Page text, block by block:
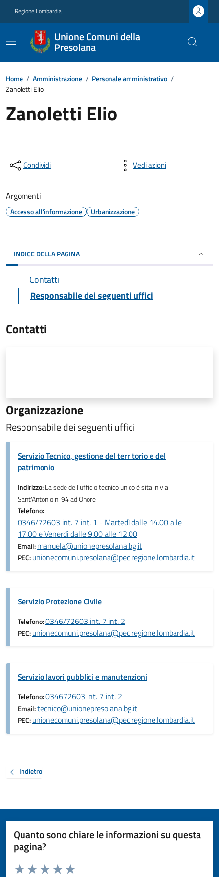
Regione Lombardia
Unione Comuni della
Presolana
Home / Amministrazione / Personale amministrativo /
Zanoletti Elio
Zanoletti Elio
Condividi Vedi azioni
Argomenti
Accesso all'informazione Urbanizzazione
INDICE DELLA PAGINA
Contatti
Responsabile dei seguenti uffici
Contatti
Organizzazione
Responsabile dei seguenti uffici
Servizio Tecnico, gestione del territorio e del
patrimonio
Indirizzo:La sede dell'ufficio tecnico unico è sita in via
Sant'Antonio n. 94 ad Onore
Telefono:
0346/72603 int. 7 int. 1 - Martedì dalle 14.00 alle
17.00 e Venerdì dalle 9.00 alle 12.00
Email:manuela@unionepresolana.bg.it
PEC:unionecomuni.presolana@pec.regione.lombardia.it
Servizio Protezione Civile
Telefono:0346/72603 int. 7 int. 2
PEC:unionecomuni.presolana@pec.regione.lombardia.it
Servizio lavori pubblici e manutenzioni
Telefono:034672603 int. 7 int. 2
Email:tecnico@unionepresolana.bg.it
PEC:unionecomuni.presolana@pec.regione.lombardia.it
Indietro
Quanto sono chiare le informazioni su questa
pagina?
Valuta da 1 a 5 stelle la pagina